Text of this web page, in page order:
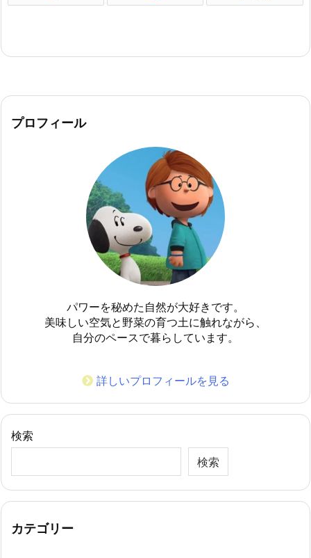
プロフィール
パワーを秘めた自然が大好きです。
美味しい空気と野菜の育つ土に触れながら、
自分のペースで暮らしています。
詳しいプロフィールを見る
検索
検索
カテゴリー